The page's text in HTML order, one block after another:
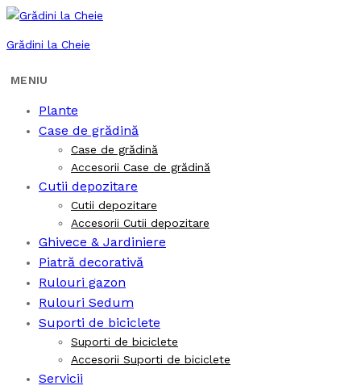
Grădini la Cheie
Plante
Case de grădină
Case de grădină
Accesorii Case de grădină
Cutii depozitare
Cutii depozitare
Accesorii Cutii depozitare
Ghivece & Jardiniere
Piatră decorativă
Rulouri gazon
Rulouri Sedum
Suporti de biciclete
Suporti de biciclete
Accesorii Suporti de biciclete
Servicii